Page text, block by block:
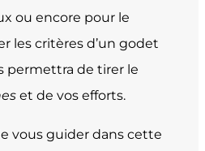
ou encore pour le
les critères d’un godet
permettra de tirer le
et de vos efforts.
vous guider dans cette